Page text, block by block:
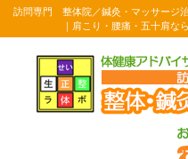
訪問専門 整体院／鍼灸・マッサージ
｜肩こり・腰痛・五十肩な